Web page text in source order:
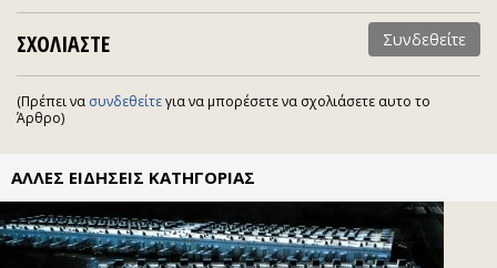
ΣΧΟΛΙΑΣΤΕ Συνδεθείτε
(Πρέπει να συνδεθείτεγια να μπορέσετε να σχολιάσετε αυτο το
Άρθρο)
ΑΛΛΕΣ ΕΙΔΗΣΕΙΣ ΚΑΤΗΓΟΡΙΑΣ